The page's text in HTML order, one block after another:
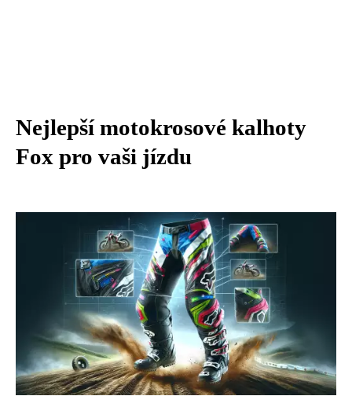
Nejlepší motokrosové kalhoty
Fox pro vaši jízdu